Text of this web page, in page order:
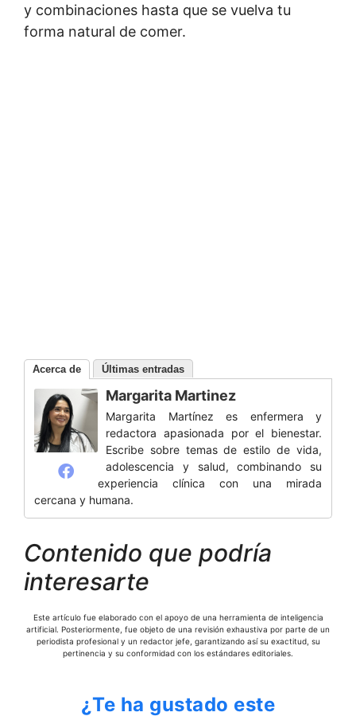
y combinaciones hasta que se vuelva tu
forma natural de comer.
Acerca de Últimas entradas
Margarita Martinez
Margarita Martínez es enfermera y
redactora apasionada por el bienestar.
Escribe sobre temas de estilo de vida,
adolescencia y salud, combinando su
experiencia clínica con una mirada
cercana y humana.
Contenido que podría
interesarte
Este artículo fue elaborado con el apoyo de una herramienta de inteligencia
artificial. Posteriormente, fue objeto de una revisión exhaustiva por parte de un
periodista profesional y un redactor jefe, garantizando así su exactitud, su
pertinencia y su conformidad con los estándares editoriales.
¿Te ha gustado este